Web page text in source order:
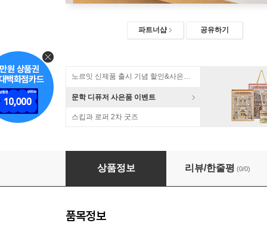
파트너샵 공유하기
노르잇 신제품 출시 기념 할인&사은품 증정!
문학 디퓨저 사은품 이벤트
스킵과 로퍼 2차 굿즈
[Leopoldi] 레오폴디 NEW 마카롱 티포트 1.5L
상품정보 리뷰/한줄평 (0/0)
품목정보